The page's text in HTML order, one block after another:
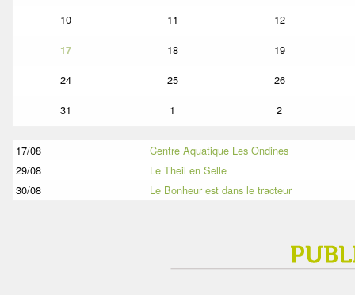
10
11 12
17 18
19
24
25
26
31
1 2
17/08
Centre Aquatique Les Ondines
29/08
Le Theil en Selle
30/08
Le Bonheur est dans le tracteur